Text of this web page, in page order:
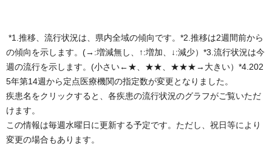
*1.推移、流行状況は、県内全域の傾向です。*2.推移は2週間前から
の傾向を示します。(→:増減無し、↑:増加、↓:減少）*3.流行状況は今
週の流行を示します。(小さい←★、★★、★★★→大きい）*4.202
5年第14週から定点医療機関の指定数が変更となりました。
疾患名をクリックすると、各疾患の流行状況のグラフがご覧いただ
けます。
この情報は毎週水曜日に更新する予定です。ただし、祝日等により
変更の場合もあります。